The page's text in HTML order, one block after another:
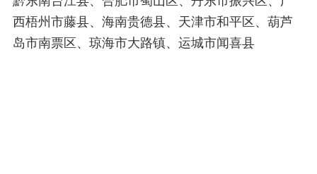
西梧州市藤县、海南贵德县、天津市和平区、葫芦
岛市南票区、琼海市大路镇、运城市闻喜县